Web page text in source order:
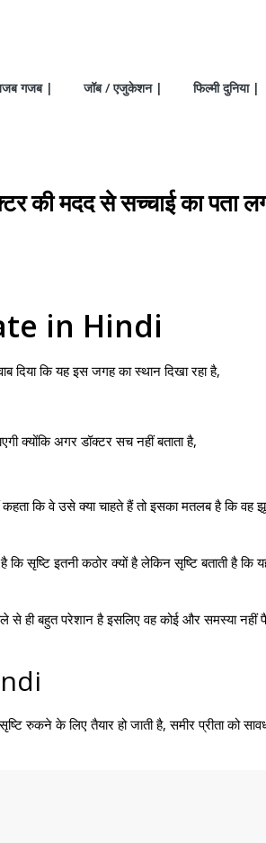
गजब | जॉब / एजुकेशन | फिल्मी दुनिया |
मदद से सच्चाई का पता
in Hindi
दिया कि यह इस जगह का स्थान दिखा रहा है,
क्योंकि अगर डॉक्टर सच नहीं बताता है,
कि वे उसे क्या चाहते हैं तो इसका मतलब है कि वह
कि सृष्टि इतनी कठोर क्यों है लेकिन सृष्टि बताती है कि
से ही बहुत परेशान है इसलिए वह कोई और समस्या नहीं
रुकने के लिए तैयार हो जाती है, समीर प्रीता को